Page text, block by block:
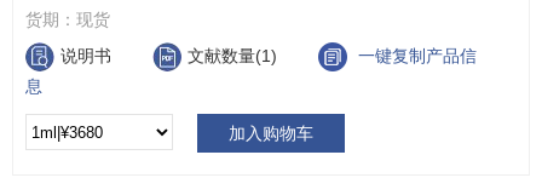
货期： 现货
说明书
文献数量(1)
一键复制产品信
息
加入购物车